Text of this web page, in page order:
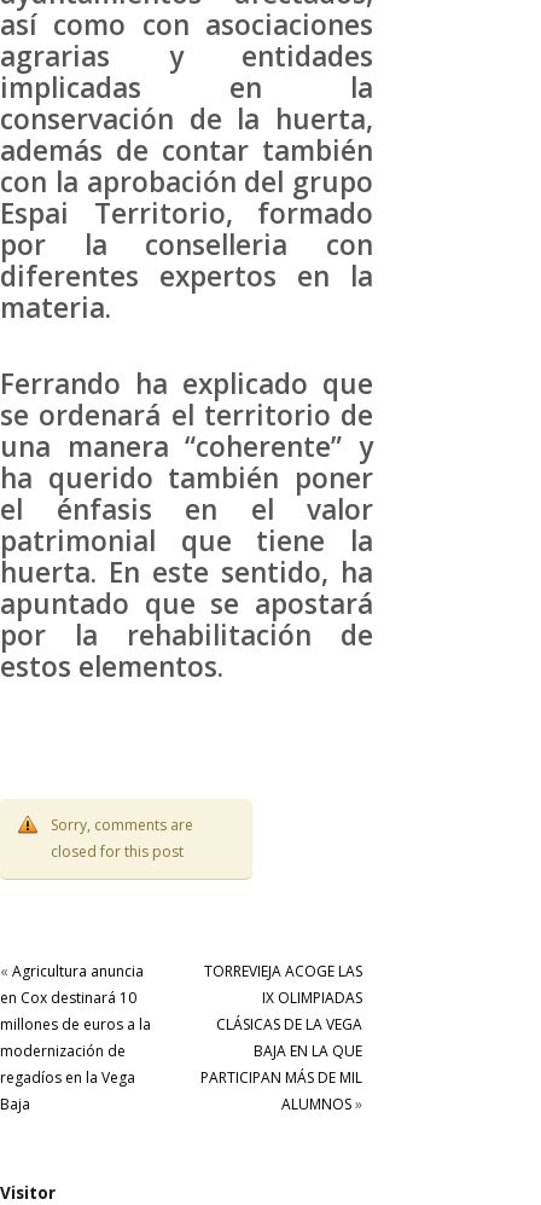
así como con asociaciones
agrarias y entidades
implicadas en la
conservación de la huerta,
además de contar también
con la aprobación del grupo
Espai Territorio, formado
por la conselleria con
diferentes expertos en la
materia.
Ferrando ha explicado que
se ordenará el territorio de
una manera “coherente” y
ha querido también poner
el énfasis en el valor
patrimonial que tiene la
huerta. En este sentido, ha
apuntado que se apostará
por la rehabilitación de
estos elementos.
Sorry, comments are
closed for this post
« Agricultura anuncia
en Cox destinará 10
millones de euros a la
modernización de
regadíos en la Vega
Baja
TORREVIEJA ACOGE LAS
IX OLIMPIADAS
CLÁSICAS DE LA VEGA
BAJA EN LA QUE
PARTICIPAN MÁS DE MIL
ALUMNOS»
Visitor